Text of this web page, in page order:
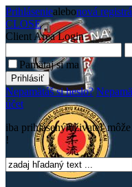
Prihláseniealebonová
CLOSE
Client AreaLogin
Pamätaj si ma
Nepamätáš si heslo?
účet
iba prihlásený uživateľ
!